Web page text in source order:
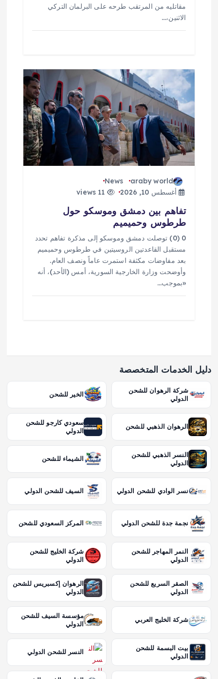
مقاتليه من المرتقب طرحه على البرلمان التركي
الاثنين،…
araby world
News
أغسطس 10, 2026
تفاهم بين دمشق وموسكو حول
طرطوس وحميميم
0 (0) توصلت دمشق وموسكو إلى مذكرة تفاهم تحدد ​
مستقبل القاعدتين الروسيتين في طرطوس وحميميم
بعد مفاوضات مكثفة استمرت عاماً ونصف العام.
وأوضحت وزارة الخارجية السورية، أمس (الأحد)، أنه
«بموجب…
دليل الخدمات المتخصصة
شركة الرهوان للشحن
الدولي
الخير للشحن
الرهوان الذهبي للشحن
سعودي كارجو للشحن
الدولي
النسر الذهبي للشحن
الدولي
الشيماء للشحن
نسر الوادي للشحن الدولي السيف للشحن الدولي
نجمة جدة للشحن الدولي المركز السعودي للشحن
النمر المهاجر للشحن
الدولي
شركة الخليج للشحن
الدولي
الصقر السريع للشحن
الدولي
الرهوان إكسبريس للشحن
الدولي
شركة الخليج العربي
مؤسسة السيف للشحن
الدولي
بيت البسمة للشحن
الدولي
النسر للشحن الدولي